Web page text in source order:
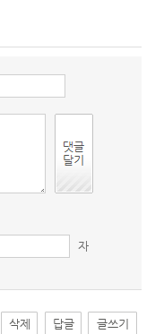
자
삭제 답글 글쓰기